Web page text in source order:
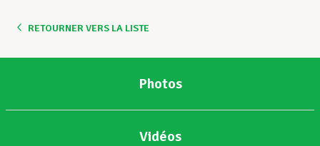
RETOURNER VERS LA LISTE
Photos
Vidéos